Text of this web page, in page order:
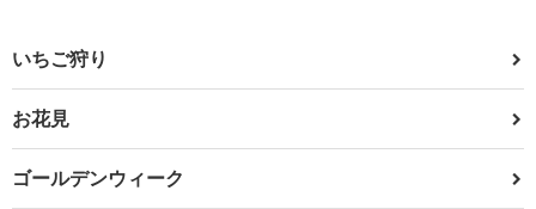
いちご狩り
お花見
ゴールデンウィーク